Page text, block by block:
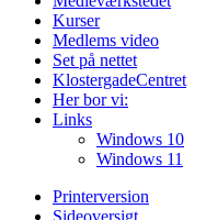
Kurser
Medlems video
Set på nettet
KlostergadeCentret
Her bor vi:
Links
Windows 10
Windows 11
Printerversion
Sideoversigt